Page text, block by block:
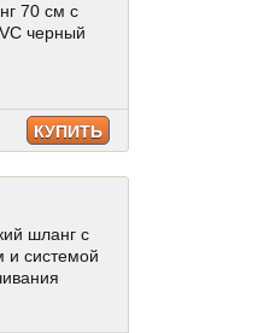
70 см с
черный
КУПИТЬ
шланг с
системой